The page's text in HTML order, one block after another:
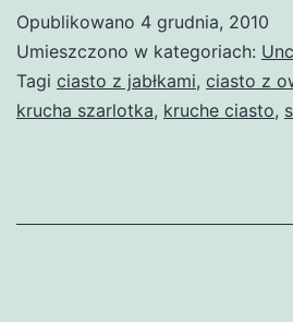
Opublikowano 4 grudnia, 2010
Umieszczono w kategoriach:
Tagi ciasto z jabłkami, ciasto z
krucha szarlotka, kruche ciasto,